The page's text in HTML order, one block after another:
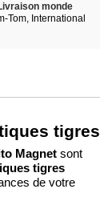
monde
Tom, International
tigres
Magnet sont
tigres
de votre